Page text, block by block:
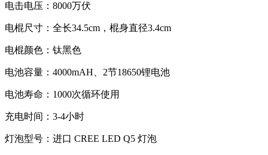
电击电压：8000万伏
电棍尺寸：全长34.5cm，棍身直径3.4cm
电棍颜色：钛黑色
电池容量：4000mAH、2节18650锂电池
电池寿命：1000次循环使用
充电时间：3-4小时
灯泡型号：进口 CREE LED Q5 灯泡